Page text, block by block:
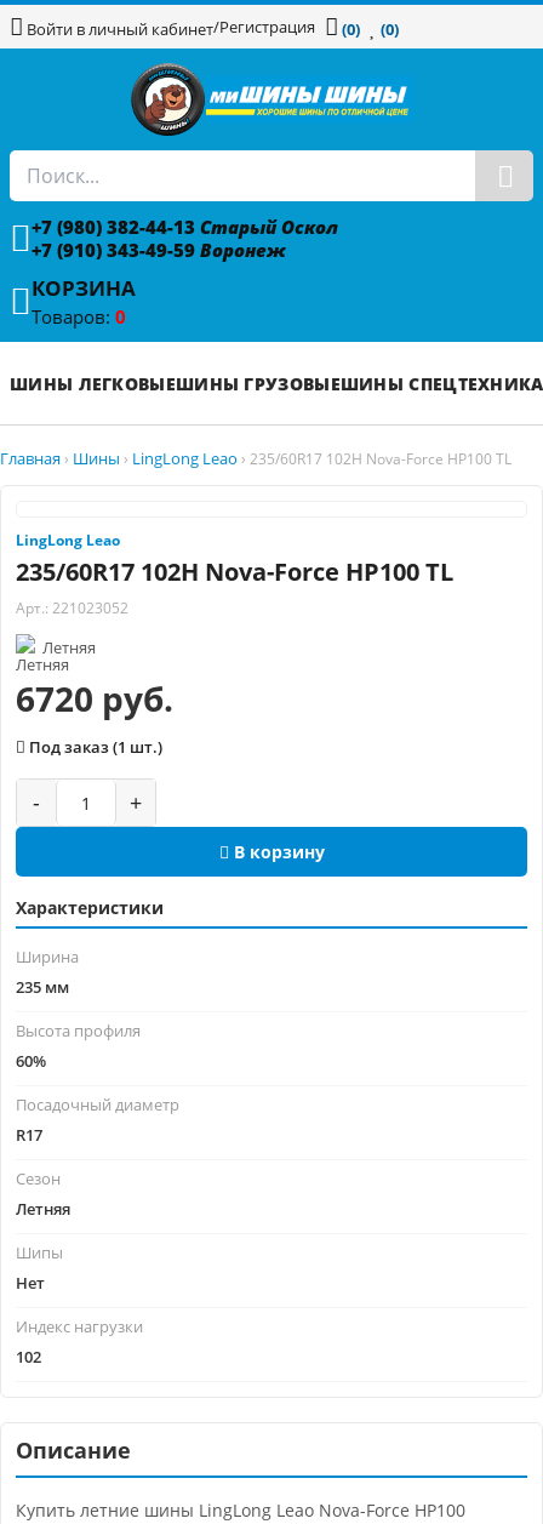
Войти в личный кабинет/Регистрация (0) (0)
+7 (980) 382-44-13 Старый Оскол
+7 (910) 343-49-59 Воронеж
КОРЗИНА
Товаров: 0
ШИНЫ ЛЕГКОВЫЕШИНЫ ГРУЗОВЫЕШИНЫ СПЕЦТЕХНИКА
Главная › Шины › LingLong Leao › 235/60R17 102H Nova-Force HP100 TL
LingLong Leao
235/60R17 102H Nova-Force HP100 TL
Арт.: 221023052
Летняя
6720 руб.
Под заказ (1 шт.)
- +
В корзину
Характеристики
Ширина
235 мм
Высота профиля
60%
Посадочный диаметр
R17
Сезон
Летняя
Шипы
Нет
Индекс нагрузки
102
Описание
Купить летние шины LingLong Leao Nova-Force HP100